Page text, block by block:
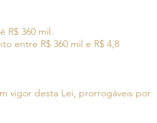
R$ 360 mil.
entre R$ 360 mil e R$ 4,8
vigor desta Lei, prorrogáveis por